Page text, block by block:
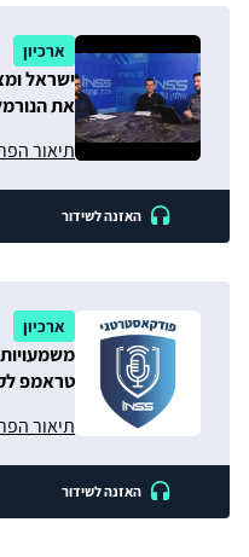
ארכיון
ישראל
את
תיאור
האזנה לשידור
ארכיון
טראמפ
תיאור
האזנה לשידור